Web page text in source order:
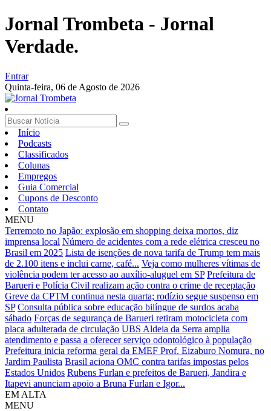
Jornal Trombeta - Jornal
Verdade.
Entrar
Quinta-feira, 06 de Agosto de 2026
Início
Podcasts
Classificados
Colunas
Empregos
Guia Comercial
Cupons de Desconto
Contato
MENU
Terremoto no Japão: explosão em shopping deixa mortos, diz
imprensa local Número de acidentes com a rede elétrica cresceu no
Brasil em 2025 Lista de isenções de nova tarifa de Trump tem mais
de 2.100 itens e inclui carne, café... Veja como mulheres vítimas de
violência podem ter acesso ao auxílio-aluguel em SP Prefeitura de
Barueri e Polícia Civil realizam ação contra o crime de receptação
Greve da CPTM continua nesta quarta; rodízio segue suspenso em
SP Consulta pública sobre educação bilíngue de surdos acaba
sábado Forças de segurança de Barueri retiram motocicleta com
placa adulterada de circulação UBS Aldeia da Serra amplia
atendimento e passa a oferecer serviço odontológico à população
Prefeitura inicia reforma geral da EMEF Prof. Eizaburo Nomura, no
Jardim Paulista Brasil aciona OMC contra tarifas impostas pelos
Estados Unidos Rubens Furlan e prefeitos de Barueri, Jandira e
Itapevi anunciam apoio a Bruna Furlan e Igor...
EM ALTA
MENU